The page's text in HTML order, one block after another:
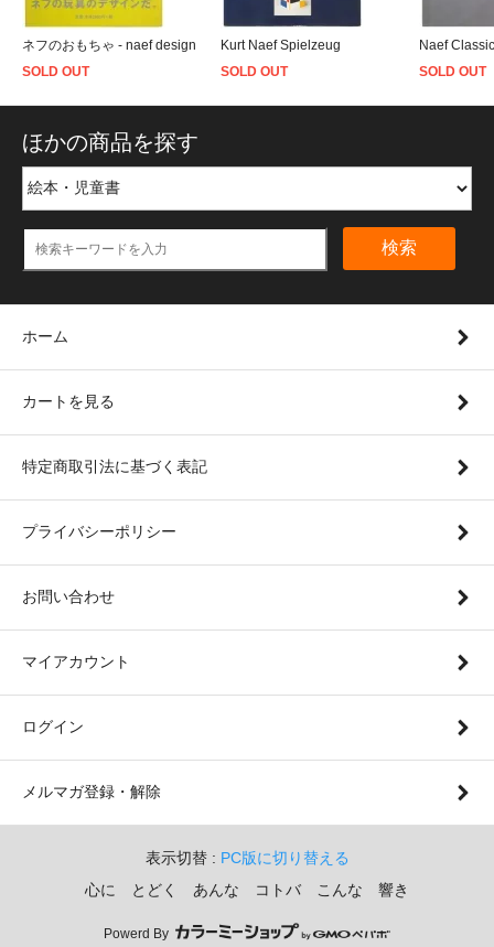
ネフのおもちゃ - naef design
SOLD OUT
Kurt Naef Spielzeug
SOLD OUT
Naef
SOLD OUT
ほかの商品を探す
検索
ホーム
カートを見る
特定商取引法に基づく表記
プライバシーポリシー
お問い合わせ
マイアカウント
ログイン
メルマガ登録・解除
表示切替 : PC版に切り替える
心に とどく あんな コトバ こんな 響き
Powerd By